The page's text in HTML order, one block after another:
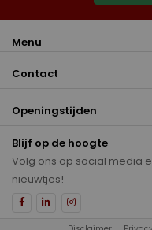
Menu
Contact
Openingstijden
Blijf op de hoogte
Volg ons op social media
nieuwtjes!